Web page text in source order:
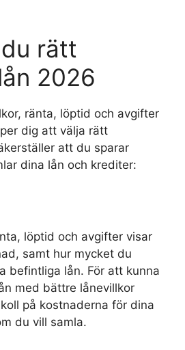
rätt
2026
ränta, löptid och avgifter
dig att välja rätt
att du sparar
dina lån och krediter:
löptid och avgifter visar
samt hur mycket du
befintliga lån. För att kunna
med bättre lånevillkor
på kostnaderna för dina
du vill samla.